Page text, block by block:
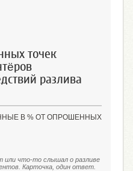
точек
разлива
В % ОТ ОПРОШЕННЫХ
или что-то слышал о разливе
Карточка, один ответ.